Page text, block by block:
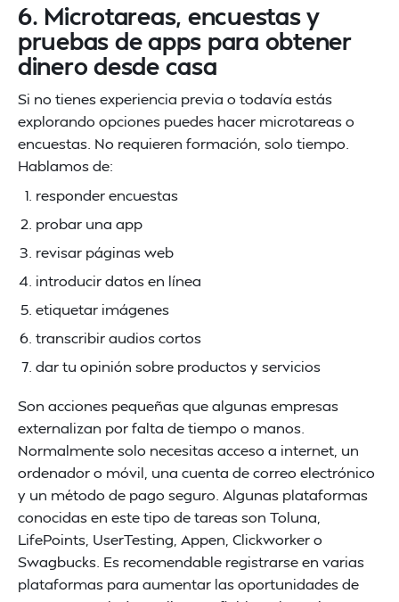
6. Microtareas, encuestas y
pruebas de apps para obtener
dinero desde casa
Si no tienes experiencia previa o todavía estás
explorando opciones puedes hacer microtareas o
encuestas. No requieren formación, solo tiempo.
Hablamos de:
responder encuestas
probar una app
revisar páginas web
introducir datos en línea
etiquetar imágenes
transcribir audios cortos
dar tu opinión sobre productos y servicios
Son acciones pequeñas que algunas empresas
externalizan por falta de tiempo o manos.
Normalmente solo necesitas acceso a internet, un
ordenador o móvil, una cuenta de correo electrónico
y un método de pago seguro. Algunas plataformas
conocidas en este tipo de tareas son Toluna,
LifePoints, UserTesting, Appen, Clickworker o
Swagbucks. Es recomendable registrarse en varias
plataformas para aumentar las oportunidades de